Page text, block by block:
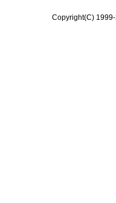
Copyright(C)